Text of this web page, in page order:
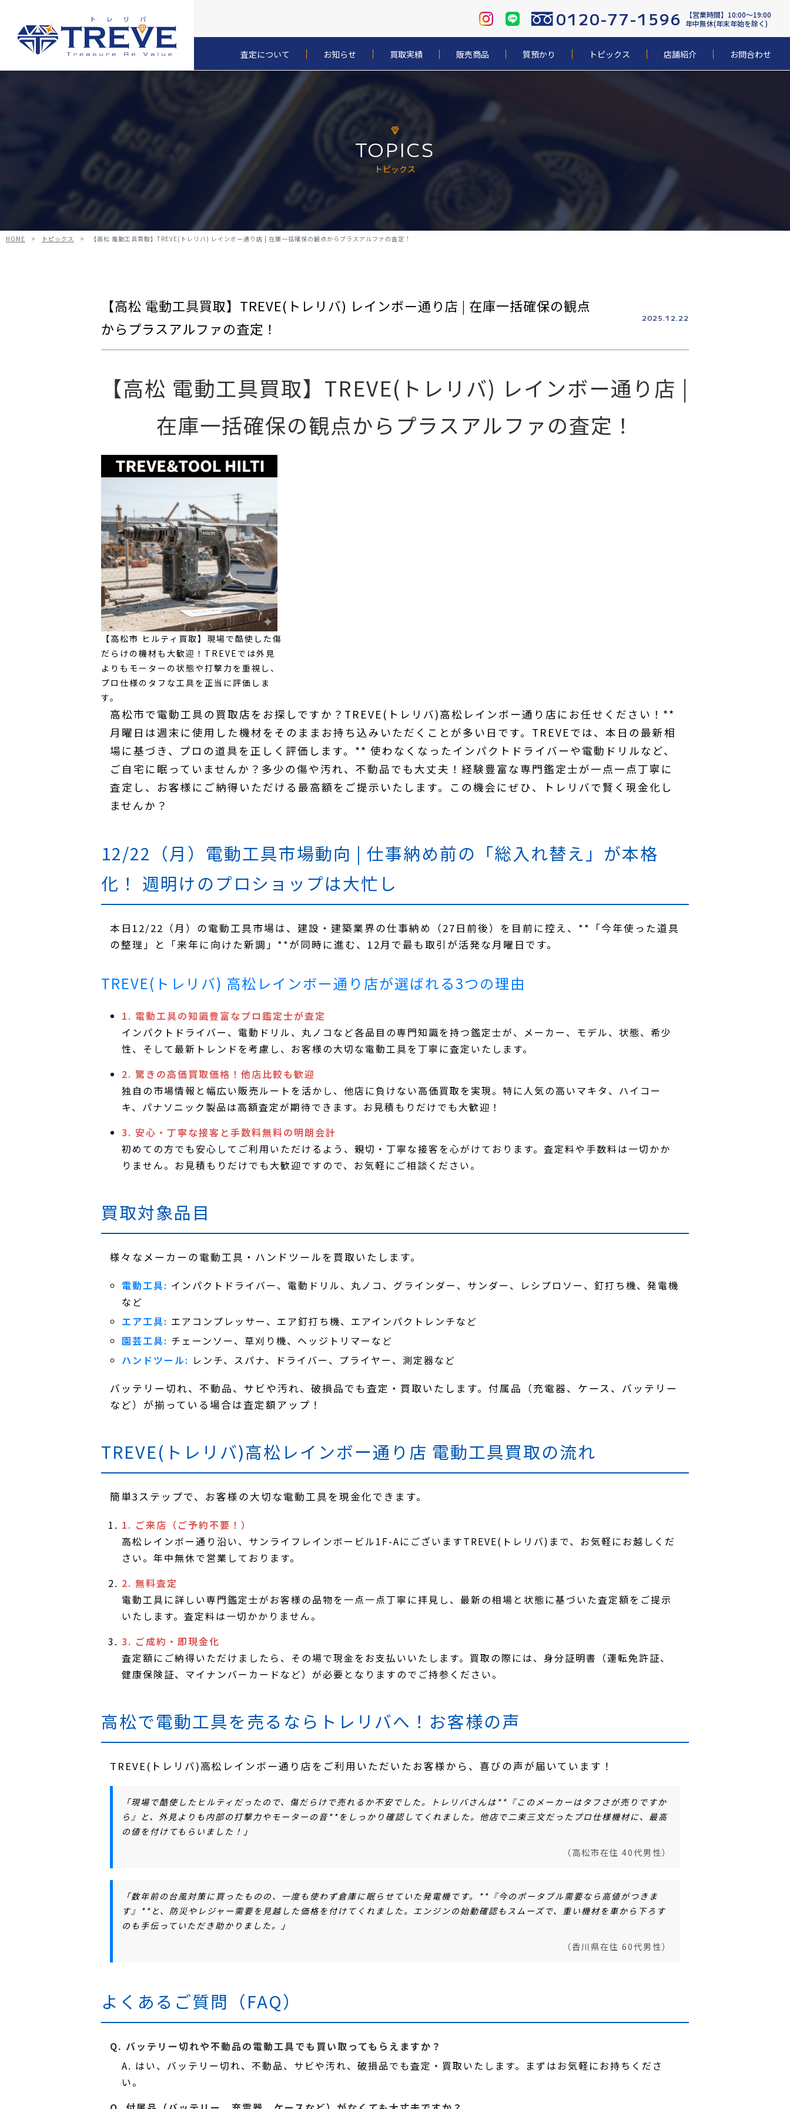
0120-77-1596
【営業時間】10:00〜19:00
年中無休(年末年始を除く)
査定について お知らせ 買取実績 販売商品 質預かり トピックス 店舗紹介 お問合わせ
TOPICS
トピックス
HOME > トピックス > 【高松 電動工具買取】TREVE(トレリバ) レインボー通り店 | 在庫一括確保の観点からプラスアルファの査定！
【高松 電動工具買取】TREVE(トレリバ) レインボー通り店 | 在庫一括確保の観点
からプラスアルファの査定！
2025.12.22
【高松 電動工具買取】TREVE(トレリバ) レインボー通り店 |
在庫一括確保の観点からプラスアルファの査定！
【高松市 ヒルティ買取】現場で酷使した傷
だらけの機材も大歓迎！TREVEでは外見
よりもモーターの状態や打撃力を重視し、
プロ仕様のタフな工具を正当に評価しま
す。
高松市で電動工具の買取店をお探しですか？TREVE(トレリバ)高松レインボー通り店にお任せください！**
月曜日は週末に使用した機材をそのままお持ち込みいただくことが多い日です。TREVEでは、本日の最新相
場に基づき、プロの道具を正しく評価します。** 使わなくなったインパクトドライバーや電動ドリルなど、
ご自宅に眠っていませんか？多少の傷や汚れ、不動品でも大丈夫！経験豊富な専門鑑定士が一点一点丁寧に
査定し、お客様にご納得いただける最高額をご提示いたします。この機会にぜひ、トレリバで賢く現金化し
ませんか？
12/22（月）電動工具市場動向 | 仕事納め前の「総入れ替え」が本格
化！ 週明けのプロショップは大忙し
本日12/22（月）の電動工具市場は、建設・建築業界の仕事納め（27日前後）を目前に控え、**「今年使った道具
の整理」と「来年に向けた新調」**が同時に進む、12月で最も取引が活発な月曜日です。
TREVE(トレリバ) 高松レインボー通り店が選ばれる3つの理由
1. 電動工具の知識豊富なプロ鑑定士が査定
インパクトドライバー、電動ドリル、丸ノコなど各品目の専門知識を持つ鑑定士が、メーカー、モデル、状態、希少
性、そして最新トレンドを考慮し、お客様の大切な電動工具を丁寧に査定いたします。
2. 驚きの高価買取価格！他店比較も歓迎
独自の市場情報と幅広い販売ルートを活かし、他店に負けない高価買取を実現。特に人気の高いマキタ、ハイコー
キ、パナソニック製品は高額査定が期待できます。お見積もりだけでも大歓迎！
3. 安心・丁寧な接客と手数料無料の明朗会計
初めての方でも安心してご利用いただけるよう、親切・丁寧な接客を心がけております。査定料や手数料は一切かか
りません。お見積もりだけでも大歓迎ですので、お気軽にご相談ください。
買取対象品目
様々なメーカーの電動工具・ハンドツールを買取いたします。
電動工具: インパクトドライバー、電動ドリル、丸ノコ、グラインダー、サンダー、レシプロソー、釘打ち機、発電機
など
エア工具: エアコンプレッサー、エア釘打ち機、エアインパクトレンチなど
園芸工具: チェーンソー、草刈り機、ヘッジトリマーなど
ハンドツール: レンチ、スパナ、ドライバー、プライヤー、測定器など
バッテリー切れ、不動品、サビや汚れ、破損品でも査定・買取いたします。付属品（充電器、ケース、バッテリー
など）が揃っている場合は査定額アップ！
TREVE(トレリバ)高松レインボー通り店 電動工具買取の流れ
簡単3ステップで、お客様の大切な電動工具を現金化できます。
1. ご来店（ご予約不要！）
高松レインボー通り沿い、サンライフレインボービル1F-AにございますTREVE(トレリバ)まで、お気軽にお越しくだ
さい。年中無休で営業しております。
2. 無料査定
電動工具に詳しい専門鑑定士がお客様の品物を一点一点丁寧に拝見し、最新の相場と状態に基づいた査定額をご提示
いたします。査定料は一切かかりません。
3. ご成約・即現金化
査定額にご納得いただけましたら、その場で現金をお支払いいたします。買取の際には、身分証明書（運転免許証、
健康保険証、マイナンバーカードなど）が必要となりますのでご持参ください。
高松で電動工具を売るならトレリバへ！お客様の声
TREVE(トレリバ)高松レインボー通り店をご利用いただいたお客様から、喜びの声が届いています！
「現場で酷使したヒルティだったので、傷だらけで売れるか不安でした。トレリバさんは**『このメーカーはタフさが売りですか
ら』 と、外見よりも 内部の打撃力やモーターの音**をしっかり確認してくれました。他店で二束三文だったプロ仕様機材に、最高
の値を付けてもらいました！」
（高松市在住 40代男性）
「数年前の台風対策に買ったものの、一度も使わず倉庫に眠らせていた発電機です。**『今のポータブル需要なら高値がつきま
す』**と、 防災やレジャー需要を見越した価格を付けてくれました。エンジンの始動確認もスムーズで、重い機材を車から下ろす
のも手伝っていただき助かりました。」
（香川県在住 60代男性）
よくあるご質問（FAQ）
Q. バッテリー切れや不動品の電動工具でも買い取ってもらえますか？
A. はい、バッテリー切れ、不動品、サビや汚れ、破損品でも査定・買取いたします。まずはお気軽にお持ちくださ
い。